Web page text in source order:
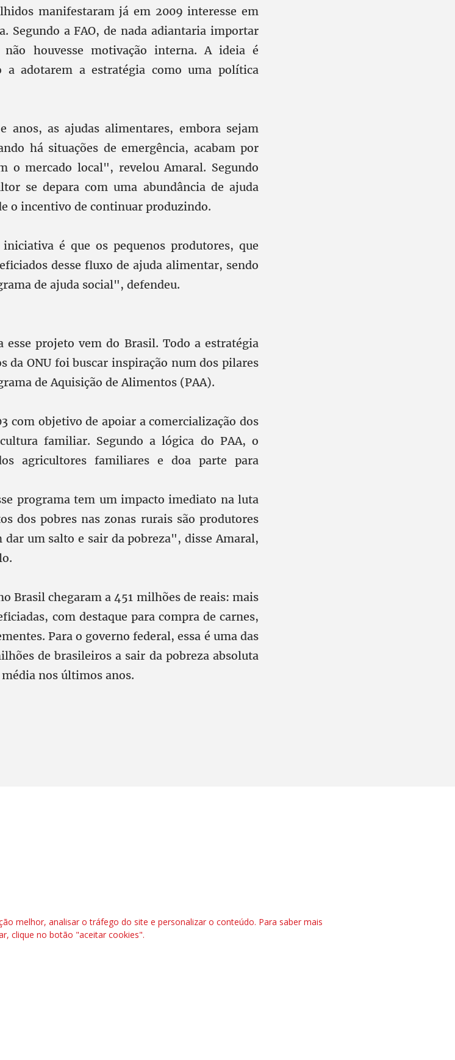
manifestaram já em 2009 interesse em
Segundo a FAO, de nada adiantaria importar
houvesse motivação interna. A ideia é
a adotarem a estratégia como uma política
anos, as ajudas alimentares, embora sejam
há situações de emergência, acabam por
o mercado local", revelou Amaral. Segundo
se depara com uma abundância de ajuda
o incentivo de continuar produzindo.
é que os pequenos produtores, que
desse fluxo de ajuda alimentar, sendo
de ajuda social", defendeu.
projeto vem do Brasil. Todo a estratégia
da ONU foi buscar inspiração num dos pilares
de Aquisição de Alimentos (PAA).
com objetivo de apoiar a comercialização dos
familiar. Segundo a lógica do PAA, o
agricultores familiares e doa parte para
programa tem um impacto imediato na luta
dos pobres nas zonas rurais são produtores
dar um salto e sair da pobreza", disse Amaral,
Brasil chegaram a 451 milhões de reais: mais
com destaque para compra de carnes,
Para o governo federal, essa é uma das
de brasileiros a sair da pobreza absoluta
nos últimos anos.
70.304-900
melhor, analisar o tráfego do site e personalizar o conteúdo. Para saber mais
clique no botão "aceitar cookies".